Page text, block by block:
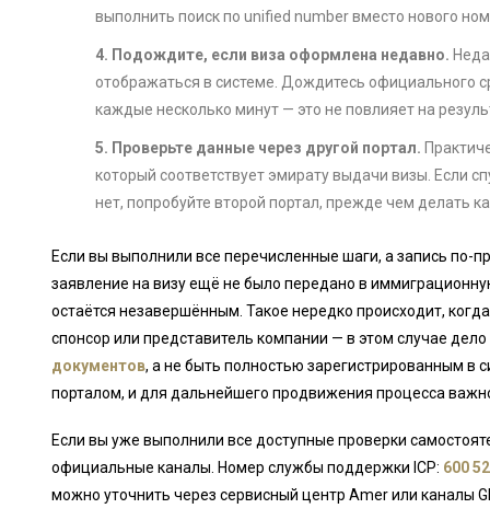
выполнить поиск по unified number вместо нового
4. Подождите, если виза оформлена недавно.
отображаться в системе. Дождитесь официального
каждые несколько минут — это не повлияет на
5. Проверьте данные через другой портал.
который соответствует эмирату выдачи визы. Если
нет, попробуйте второй портал, прежде чем делать
Если вы выполнили все перечисленные шаги, а запись по-
заявление на визу ещё не было передано в
остаётся незавершённым. Такое нередко происходит,
спонсор или представитель компании — в этом случае
документов, а не быть полностью зарегистрированным в
порталом, и для дальнейшего продвижения процесса
Если вы уже выполнили все доступные проверки
официальные каналы. Номер службы поддержки ICP: 600
можно уточнить через сервисный центр Amer или каналы